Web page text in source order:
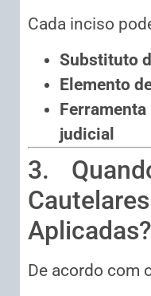
Cada inciso
Substituto
Elemento
judicial
3.
Aplicadas?
De acordo com